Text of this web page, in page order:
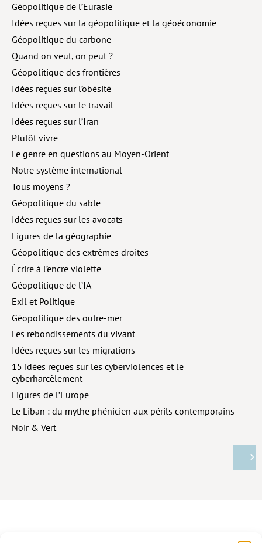
Géopolitique de l’Eurasie
Idées reçues sur la géopolitique et la géoéconomie
Géopolitique du carbone
Quand on veut, on peut ?
Géopolitique des frontières
Idées reçues sur l’obésité
Idées reçues sur le travail
Idées reçues sur l’Iran
Plutôt vivre
Le genre en questions au Moyen-Orient
Notre système international
Tous moyens ?
Géopolitique du sable
Idées reçues sur les avocats
Figures de la géographie
Géopolitique des extrêmes droites
Écrire à l’encre violette
Géopolitique de l’IA
Exil et Politique
Géopolitique des outre-mer
Les rebondissements du vivant
Idées reçues sur les migrations
15 idées reçues sur les cyberviolences et le
cyberharcèlement
Figures de l’Europe
Le Liban : du mythe phénicien aux périls contemporains
Noir & Vert